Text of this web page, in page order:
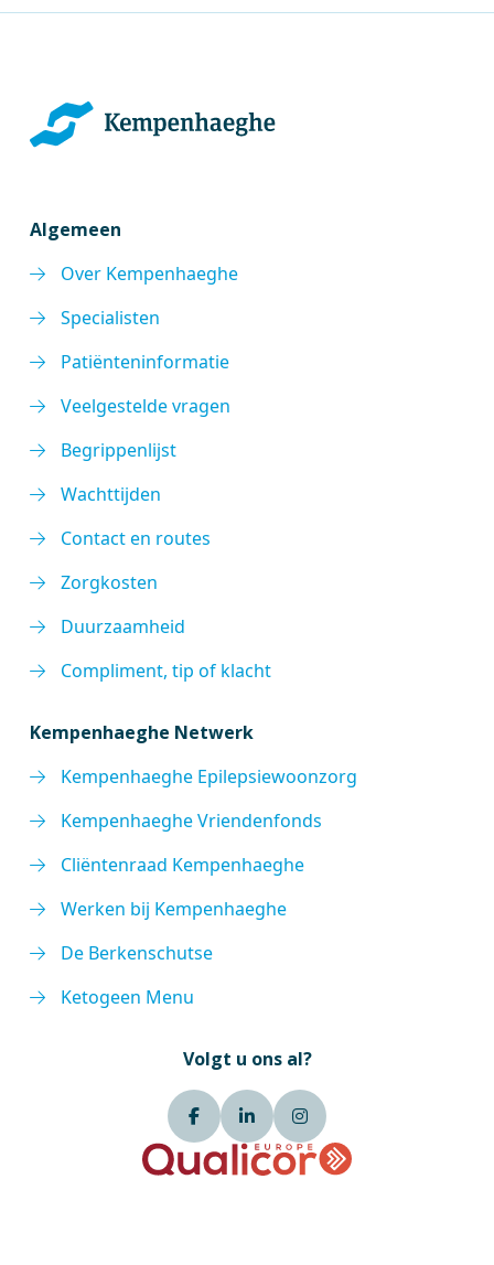
Algemeen
Over Kempenhaeghe
Specialisten
Patiënteninformatie
Veelgestelde vragen
Begrippenlijst
Wachttijden
Contact en routes
Zorgkosten
Duurzaamheid
Compliment, tip of klacht
Kempenhaeghe Netwerk
Kempenhaeghe Epilepsiewoonzorg
Kempenhaeghe Vriendenfonds
Cliëntenraad Kempenhaeghe
Werken bij Kempenhaeghe
De Berkenschutse
Ketogeen Menu
Volgt u ons al?